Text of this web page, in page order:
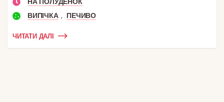
ВИПІЧКА , ПЕЧИВО
ЧИТАТИ ДАЛІ